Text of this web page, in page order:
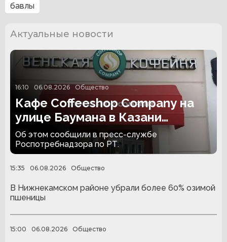
бавлы
Актуальные новости
16:10 06.08.2026 Общество
Кафе Coffeeshop Company на
улице Баумана в Казани
закрыли на 30 суток
Об этом сообщили в пресс-службе
Роспотребнадзора по РТ.
15:35 06.08.2026 Общество
В Нижнекамском районе убрали более 60% озимой
пшеницы
15:00 06.08.2026 Общество